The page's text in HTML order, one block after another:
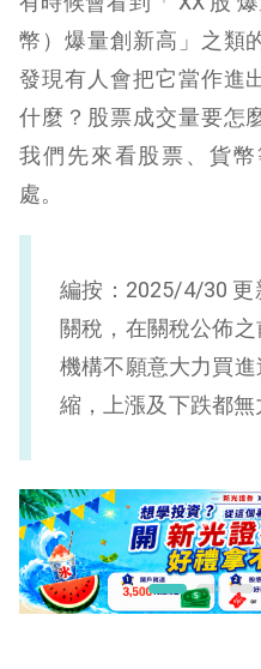
幣）爆量創新高」之類
發現有人會把它當作進
什麼？股票成交量要怎
我們先來看股票、貨
處。
編按：2025/4/30
關稅，在關稅公佈
機構不願意大力買
縮，上漲及下跌都無